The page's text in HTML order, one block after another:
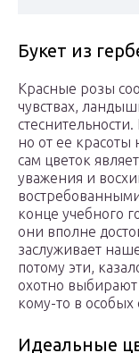
Букет из
Красные розы
чувствах,
но от ее красоты
сам цветок
уважения и
конце учебного
они вполне
заслуживает
потому эти,
охотно
кому-то в особых
Идеальные